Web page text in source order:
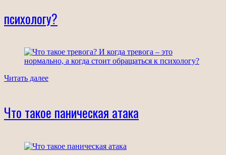
психологу?
Читать далее
Что такое паническая атака